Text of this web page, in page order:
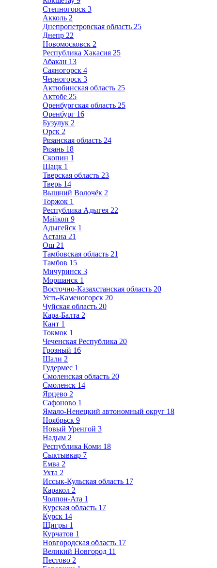
Степногорск 3
Акколь 2
Днепропетровская область 25
Днепр 22
Новомосковск 2
Республика Хакасия 25
Абакан 13
Саяногорск 4
Черногорск 3
Актюбинская область 25
Актобе 25
Оренбургская область 25
Оренбург 16
Бузулук 2
Орск 2
Рязанская область 24
Рязань 18
Скопин 1
Шацк 1
Тверская область 23
Тверь 14
Вышний Волочёк 2
Торжок 1
Республика Адыгея 22
Майкоп 9
Адыгейск 1
Астана 21
Ош 21
Тамбовская область 21
Тамбов 15
Мичуринск 3
Моршанск 1
Восточно-Казахстанская область 20
Усть-Каменогорск 20
Чуйская область 20
Кара-Балта 2
Кант 1
Токмок 1
Чеченская Республика 20
Грозный 16
Шали 2
Гудермес 1
Смоленская область 20
Смоленск 14
Ярцево 2
Сафоново 1
Ямало-Ненецкий автономный округ 18
Ноябрьск 9
Новый Уренгой 3
Надым 2
Республика Коми 18
Сыктывкар 7
Емва 2
Ухта 2
Иссык-Кульская область 17
Каракол 2
Чолпон-Ата 1
Курская область 17
Курск 14
Щигры 1
Курчатов 1
Новгородская область 17
Великий Новгород 11
Пестово 2